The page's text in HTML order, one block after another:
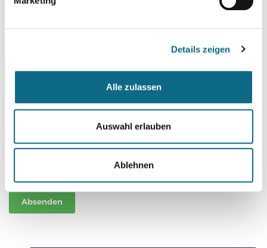
Details zeigen
Alle zulassen
Auswahl erlauben
Ablehnen
Sonstige Dokumente
Dokumente wählen